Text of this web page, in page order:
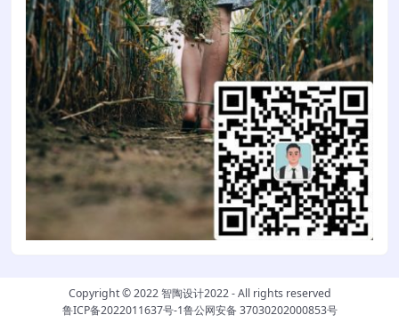
Copyright © 2022智陶设计2022- All rights reserved
鲁ICP备2022011637号-1鲁公网安备 37030202000853号